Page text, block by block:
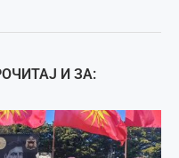
И ЗА: